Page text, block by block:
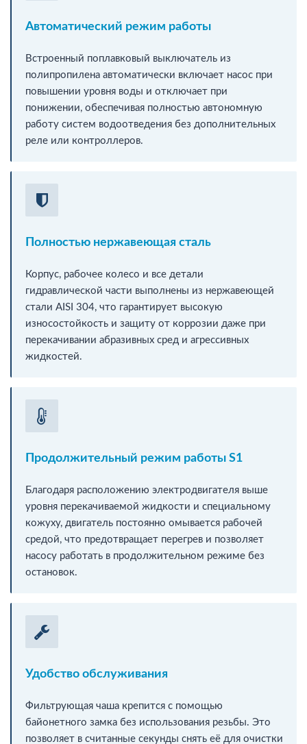
Автоматический режим работы
Встроенный поплавковый выключатель из
полипропилена автоматически включает насос при
повышении уровня воды и отключает при
понижении, обеспечивая полностью автономную
работу систем водоотведения без дополнительных
реле или контроллеров.
Полностью нержавеющая сталь
Корпус, рабочее колесо и все детали
гидравлической части выполнены из нержавеющей
стали AISI 304, что гарантирует высокую
износостойкость и защиту от коррозии даже при
перекачивании абразивных сред и агрессивных
жидкостей.
Продолжительный режим работы S1
Благодаря расположению электродвигателя выше
уровня перекачиваемой жидкости и специальному
кожуху, двигатель постоянно омывается рабочей
средой, что предотвращает перегрев и позволяет
насосу работать в продолжительном режиме без
остановок.
Удобство обслуживания
Фильтрующая чаша крепится с помощью
байонетного замка без использования резьбы. Это
позволяет в считанные секунды снять её для очистки